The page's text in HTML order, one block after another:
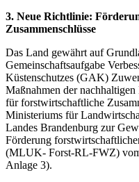
3. Neue Richtlinie:
Zusammenschlüsse
Das Land gewährt auf
Gemeinschaftsaufgabe
Küstenschutzes (GAK)
Maßnahmen der
für forstwirtschaftliche
Ministeriums für
Landes Brandenburg zur
Förderung
(MLUK- Forst-RL-FWZ)
Anlage 3).